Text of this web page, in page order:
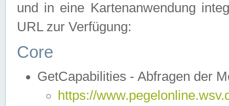
und in eine Kartenanwendung
URL zur Verfügung:
Core
GetCapabilities - Abfragen der
https://